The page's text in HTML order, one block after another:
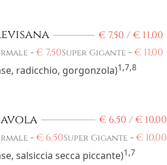
€ 7,50 / € 11,00
-€ 7,50Super Gigante -€ 11,00
radicchio, gorgonzola)1,7,8
€ 6,50 / € 10,00
-€ 6,50Super Gigante -€ 10,00
salsiccia secca piccante)1,7